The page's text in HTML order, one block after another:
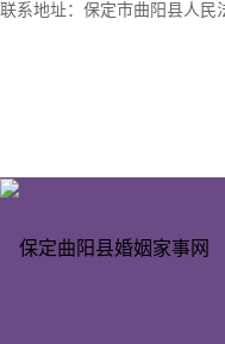
联系地址：保定市曲阳县人民